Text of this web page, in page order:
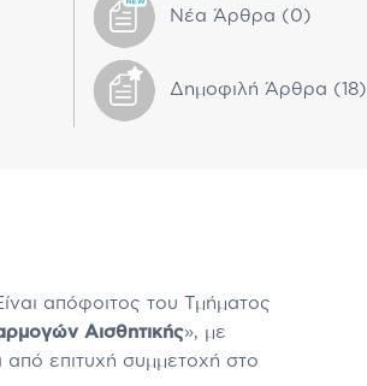
Νέα Άρθρα (0)
Δημοφιλή Άρθρα (18)
απόφοιτος του Τμήματος
Αισθητικής», με
από επιτυχή συμμετοχή στο